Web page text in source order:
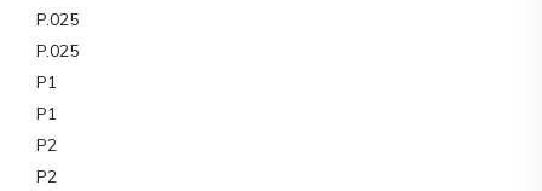
P.025
P.025
P1
P1
P2
P2